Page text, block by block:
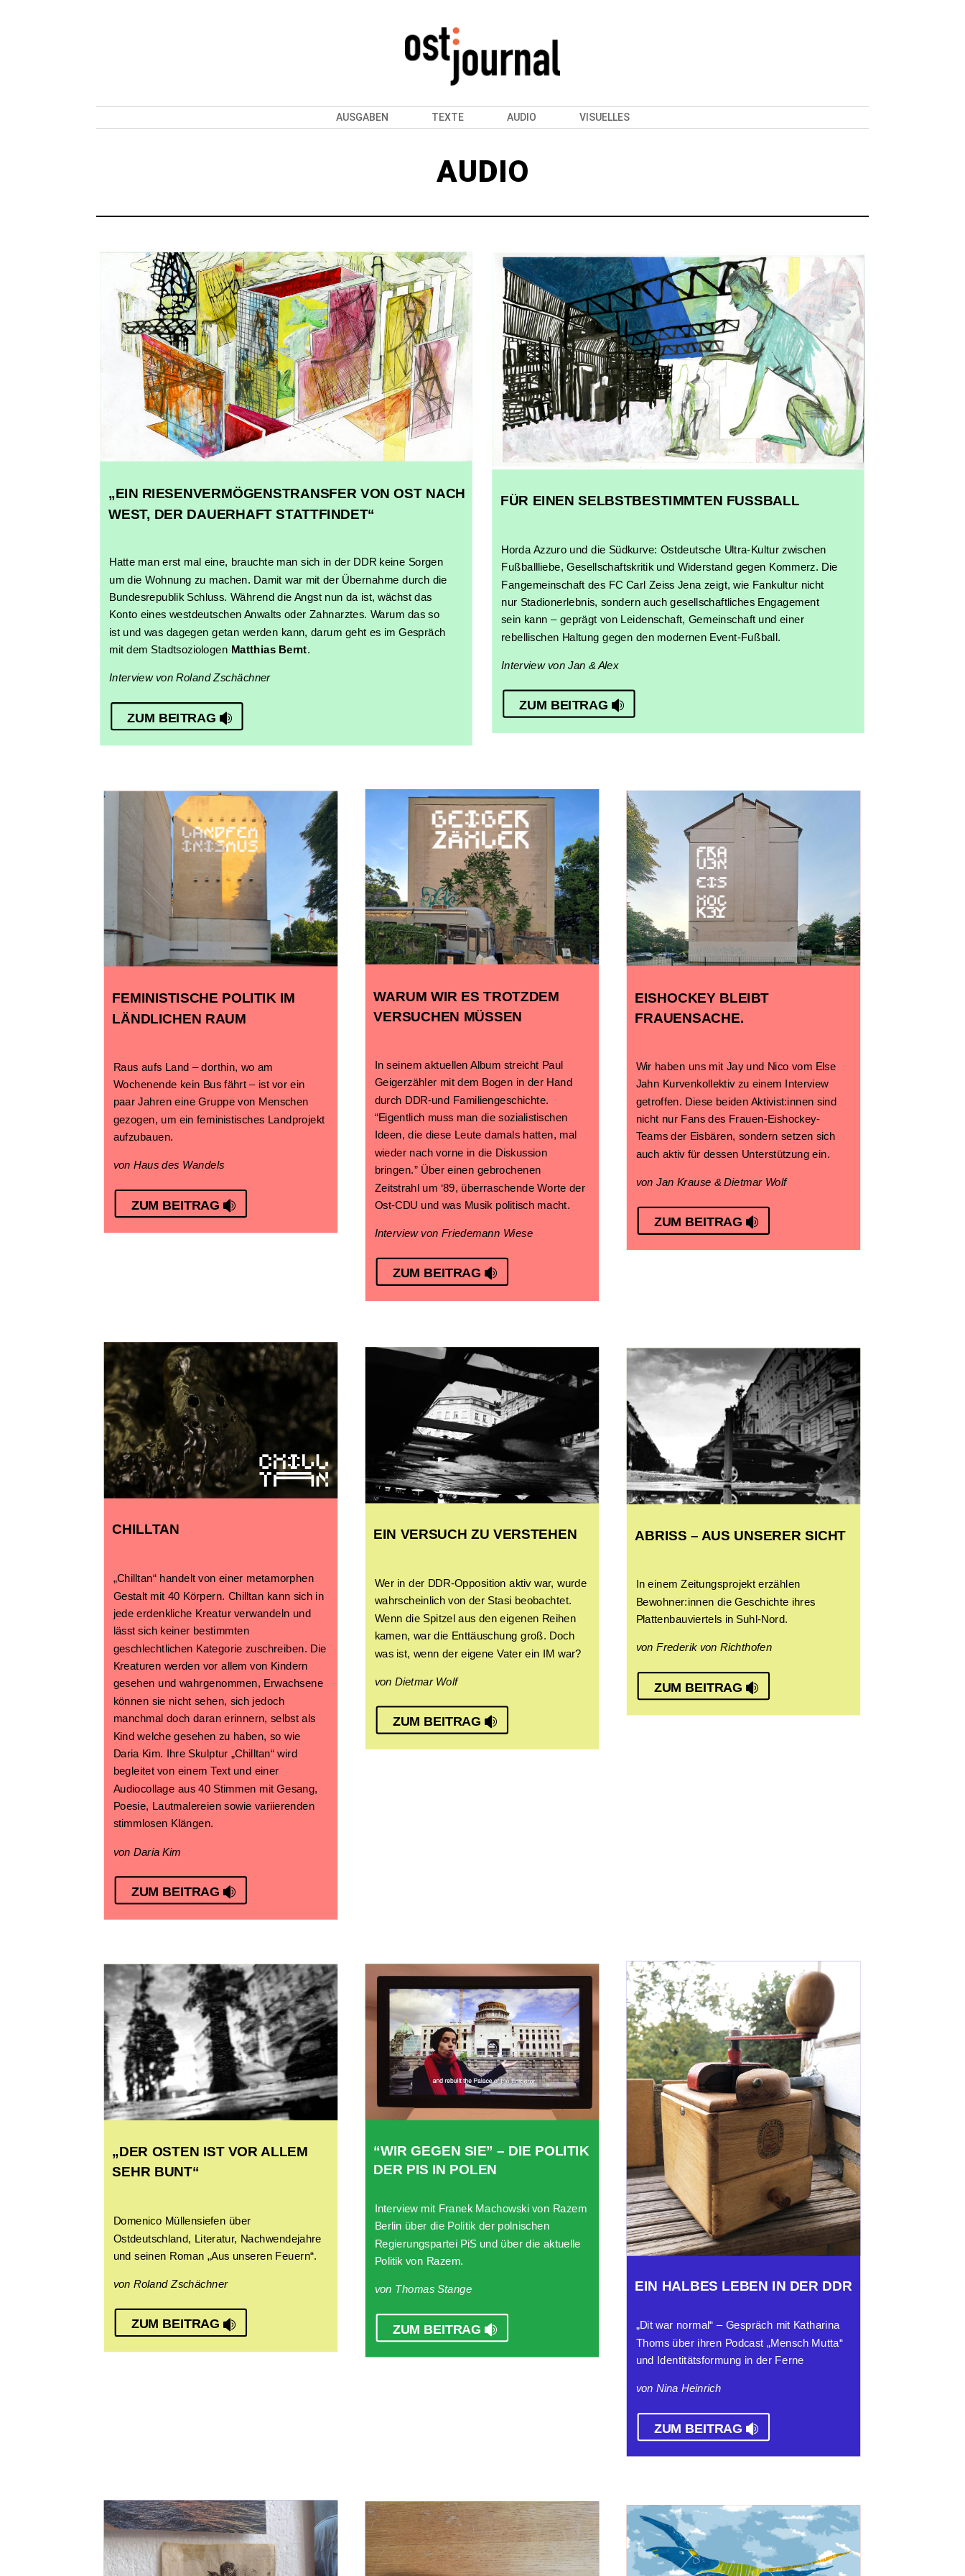
AUSGABEN TEXTE AUDIO VISUELLES
AUDIO
„EIN RIESENVERMÖGENSTRANSFER VON OST NACH
WEST, DER DAUERHAFT STATTFINDET“
Hatte man erst mal eine, brauchte man sich in der DDR keine Sorgen
um die Wohnung zu machen. Damit war mit der Übernahme durch die
Bundesrepublik Schluss. Während die Angst nun da ist, wächst das
Konto eines westdeutschen Anwalts oder Zahnarztes. Warum das so
ist und was dagegen getan werden kann, darum geht es im Gespräch
mit dem Stadtsoziologen Matthias Bernt.
Interview von Roland Zschächner
ZUM BEITRAG
FÜR EINEN SELBSTBESTIMMTEN FUSSBALL
Horda Azzuro und die Südkurve: Ostdeutsche Ultra-Kultur zwischen
Fußballliebe, Gesellschaftskritik und Widerstand gegen Kommerz. Die
Fangemeinschaft des FC Carl Zeiss Jena zeigt, wie Fankultur nicht
nur Stadionerlebnis, sondern auch gesellschaftliches Engagement
sein kann – geprägt von Leidenschaft, Gemeinschaft und einer
rebellischen Haltung gegen den modernen Event-Fußball.
Interview von Jan & Alex
ZUM BEITRAG
FEMINISTISCHE POLITIK IM
LÄNDLICHEN RAUM
Raus aufs Land – dorthin, wo am
Wochenende kein Bus fährt – ist vor ein
paar Jahren eine Gruppe von Menschen
gezogen, um ein feministisches Landprojekt
aufzubauen.
von Haus des Wandels
ZUM BEITRAG
WARUM WIR ES TROTZDEM
VERSUCHEN MÜSSEN
In seinem aktuellen Album streicht Paul
Geigerzähler mit dem Bogen in der Hand
durch DDR-und Familiengeschichte.
“Eigentlich muss man die sozialistischen
Ideen, die diese Leute damals hatten, mal
wieder nach vorne in die Diskussion
bringen.” Über einen gebrochenen
Zeitstrahl um ‘89, überraschende Worte der
Ost-CDU und was Musik politisch macht.
Interview von Friedemann Wiese
ZUM BEITRAG
EISHOCKEY BLEIBT
FRAUENSACHE.
Wir haben uns mit Jay und Nico vom Else
Jahn Kurvenkollektiv zu einem Interview
getroffen. Diese beiden Aktivist:innen sind
nicht nur Fans des Frauen-Eishockey-
Teams der Eisbären, sondern setzen sich
auch aktiv für dessen Unterstützung ein.
von Jan Krause & Dietmar Wolf
ZUM BEITRAG
CHILLTAN
„Chilltan“ handelt von einer metamorphen
Gestalt mit 40 Körpern. Chilltan kann sich in
jede erdenkliche Kreatur verwandeln und
lässt sich keiner bestimmten
geschlechtlichen Kategorie zuschreiben. Die
Kreaturen werden vor allem von Kindern
gesehen und wahrgenommen, Erwachsene
können sie nicht sehen, sich jedoch
manchmal doch daran erinnern, selbst als
Kind welche gesehen zu haben, so wie
Daria Kim. Ihre Skulptur „Chilltan“ wird
begleitet von einem Text und einer
Audiocollage aus 40 Stimmen mit Gesang,
Poesie, Lautmalereien sowie variierenden
stimmlosen Klängen.
von Daria Kim
ZUM BEITRAG
EIN VERSUCH ZU VERSTEHEN
Wer in der DDR-Opposition aktiv war, wurde
wahrscheinlich von der Stasi beobachtet.
Wenn die Spitzel aus den eigenen Reihen
kamen, war die Enttäuschung groß. Doch
was ist, wenn der eigene Vater ein IM war?
von Dietmar Wolf
ZUM BEITRAG
ABRISS – AUS UNSERER SICHT
In einem Zeitungsprojekt erzählen
Bewohner:innen die Geschichte ihres
Plattenbauviertels in Suhl-Nord.
von Frederik von Richthofen
ZUM BEITRAG
„DER OSTEN IST VOR ALLEM
SEHR BUNT“
Domenico Müllensiefen über
Ostdeutschland, Literatur, Nachwendejahre
und seinen Roman „Aus unseren Feuern“.
von Roland Zschächner
ZUM BEITRAG
“WIR GEGEN SIE” – DIE POLITIK
DER PIS IN POLEN
Interview mit Franek Machowski von Razem
Berlin über die Politik der polnischen
Regierungspartei PiS und über die aktuelle
Politik von Razem.
von Thomas Stange
ZUM BEITRAG
EIN HALBES LEBEN IN DER DDR
„Dit war normal“ – Gespräch mit Katharina
Thoms über ihren Podcast „Mensch Mutta“
und Identitätsformung in der Ferne
von Nina Heinrich
ZUM BEITRAG